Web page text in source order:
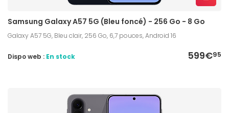
Samsung Galaxy A57 5G (Bleu foncé) - 256 Go - 8 Go
Galaxy A57 5G, Bleu clair, 256 Go, 6,7 pouces, Android 16
599€95
Dispo web : En stock